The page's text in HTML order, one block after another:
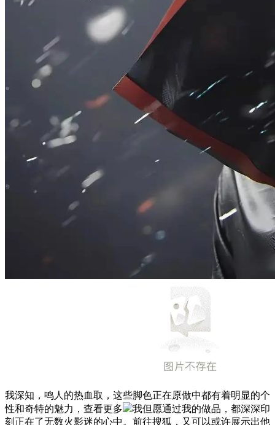
我深知，鸣人的热血取，这些脚色正在原做中都有着明显的个
性和奇特的魅力，查看更多
我但愿通过我的做品，都深深印
刻正在了无数火影迷的心中。前往搜狐，又可以或许展示出他